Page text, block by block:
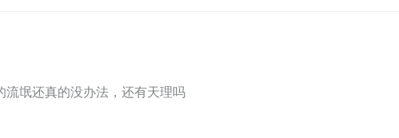
氓还真的没办法，还有天理吗